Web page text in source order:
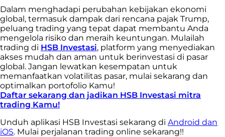
Dalam menghadapi perubahan kebijakan ekonomi
global, termasuk dampak dari rencana pajak Trump,
peluang trading yang tepat dapat membantu Anda
mengelola risiko dan meraih keuntungan. Mulailah
trading di HSB Investasi, platform yang menyediakan
akses mudah dan aman untuk berinvestasi di pasar
global. Jangan lewatkan kesempatan untuk
memanfaatkan volatilitas pasar, mulai sekarang dan
optimalkan portofolio Kamu!
Daftar sekarang dan jadikan HSB Investasi mitra
trading Kamu!
Unduh aplikasi HSB Investasi sekarang di Android dan
iOS. Mulai perjalanan trading online sekarang!!